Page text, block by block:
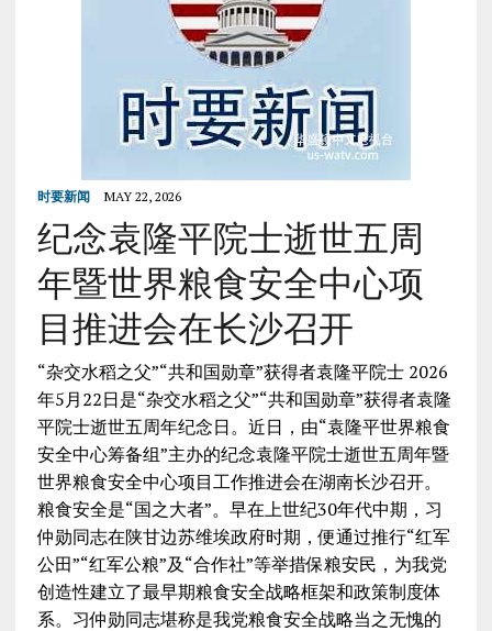
时要新闻 MAY 22, 2026
纪念袁隆平院士逝世五周
年暨世界粮食安全中心项
目推进会在长沙召开
“杂交水稻之父”“共和国勋章”获得者袁隆平院士 2026
年5月22日是“杂交水稻之父”“共和国勋章”获得者袁隆
平院士逝世五周年纪念日。近日，由“袁隆平世界粮食
安全中心筹备组”主办的纪念袁隆平院士逝世五周年暨
世界粮食安全中心项目工作推进会在湖南长沙召开。
粮食安全是“国之大者”。早在上世纪30年代中期，习
仲勋同志在陕甘边苏维埃政府时期，便通过推行“红军
公田”“红军公粮”及“合作社”等举措保粮安民，为我党
创造性建立了最早期粮食安全战略框架和政策制度体
系。习仲勋同志堪称是我党粮食安全战略当之无愧的